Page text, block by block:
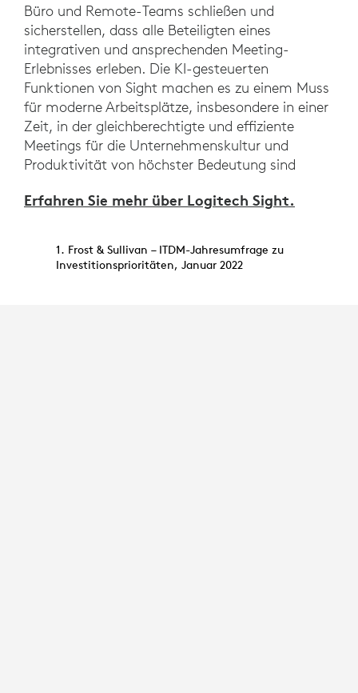
Büro und Remote-Teams schließen und
sicherstellen, dass alle Beteiligten eines
integrativen und ansprechenden Meeting-
Erlebnisses erleben. Die KI-gesteuerten
Funktionen von Sight machen es zu einem Muss
für moderne Arbeitsplätze, insbesondere in einer
Zeit, in der gleichberechtigte und effiziente
Meetings für die Unternehmenskultur und
Produktivität von höchster Bedeutung sind
Erfahren Sie mehr über Logitech Sight.
1. Frost & Sullivan – ITDM-Jahresumfrage zu
Investitionsprioritäten, Januar 2022